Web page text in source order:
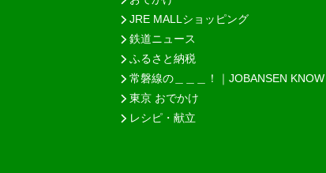
JRE MALLショッピング
鉄道ニュース
ふるさと納税
常磐線の＿＿＿！｜JOBANSEN KNOW
東京 おでかけ
レシピ・献立